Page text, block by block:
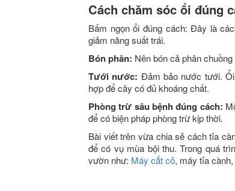
Cách chăm sóc ổi đúng
Bấm ngọn ổi đúng cách: Đây là
giảm năng suất trái.
Bón phân: Nên bón cả phân
Tưới nước: Đảm bảo nước tưới.
hợp để cây có đủ khoáng chất.
Phòng trừ sâu bệnh đúng cách:
để có biện pháp phòng trừ kịp thời.
Bài viết trên vừa chia sẻ cách tỉa
để có vụ mùa bội thu. Trong quá
vườn như: Máy cắt cỏ, máy tỉa